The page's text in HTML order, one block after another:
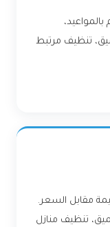
بالمواعيد،
تنظيف مرتبط
مقابل السعر.
تنظيف منازل